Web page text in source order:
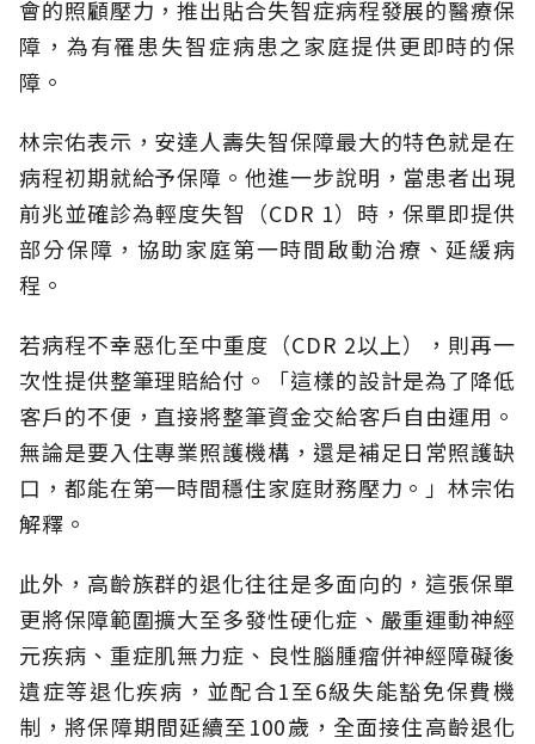
會的照顧壓力，推出貼合失智症病程發展的醫療保
障，為有罹患失智症病患之家庭提供更即時的保
障。
林宗佑表示，安達人壽失智保障最大的特色就是在
病程初期就給予保障。他進一步說明，當患者出現
前兆並確診為輕度失智（CDR 1）時，保單即提供
部分保障，協助家庭第一時間啟動治療、延緩病
程。
若病程不幸惡化至中重度（CDR 2以上），則再一
次性提供整筆理賠給付。「這樣的設計是為了降低
客戶的不便，直接將整筆資金交給客戶自由運用。
無論是要入住專業照護機構，還是補足日常照護缺
口，都能在第一時間穩住家庭財務壓力。」林宗佑
解釋。
此外，高齡族群的退化往往是多面向的，這張保單
更將保障範圍擴大至多發性硬化症、嚴重運動神經
元疾病、重症肌無力症、良性腦腫瘤併神經障礙後
遺症等退化疾病，並配合1至6級失能豁免保費機
制，將保障期間延續至100歲，全面接住高齡退化